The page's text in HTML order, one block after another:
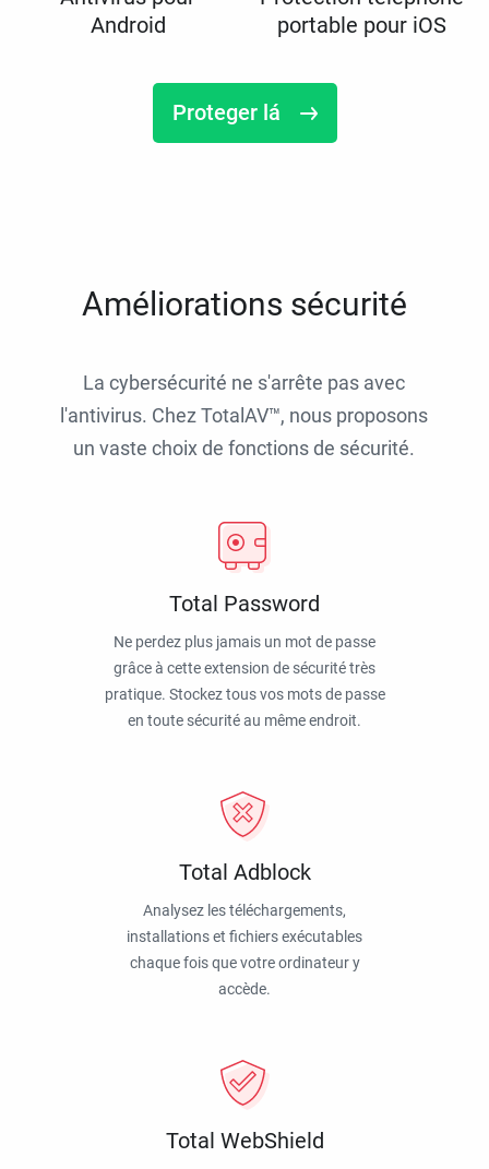
Android
portable pour iOS
Proteger lá
Améliorations sécurité
La cybersécurité ne s'arrête pas avec
l'antivirus. Chez TotalAV™, nous proposons
un vaste choix de fonctions de sécurité.
Total Password
Ne perdez plus jamais un mot de passe
grâce à cette extension de sécurité très
pratique. Stockez tous vos mots de passe
en toute sécurité au même endroit.
Total Adblock
Analysez les téléchargements,
installations et fichiers exécutables
chaque fois que votre ordinateur y
accède.
Total WebShield